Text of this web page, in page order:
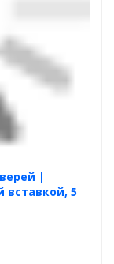
|
вставкой, 5